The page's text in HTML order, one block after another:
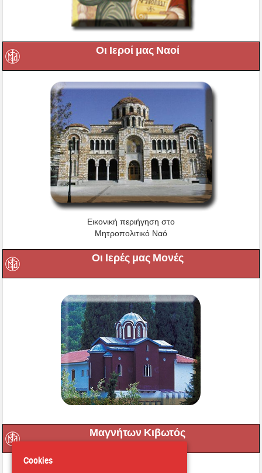
Οι Ιεροί μας Ναοί
Εικονική περιήγηση στο
Μητροπολιτικό Ναό
Οι Ιερές μας Μονές
Μαγνήτων Κιβωτός
Cookies